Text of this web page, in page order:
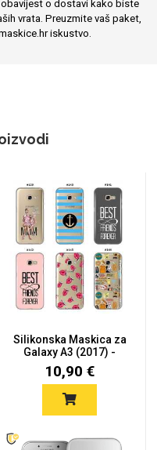
o dostavi kako biste
vrata. Preuzmite vaš paket,
iskustvo.
Silikonska Maskica za
Galaxy A3 (2017) -
Šaren...
10,90 €